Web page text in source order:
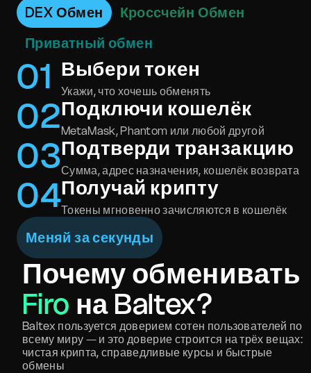
DEX Обмен
Кроссчейн Обмен
Приватный обмен
01 Выбери токен
Укажи, что хочешь обменять
02Подключи кошелёк
MetaMask, Phantom или любой другой
03Подтверди транзакцию
Сумма, адрес назначения, кошелёк возврата
04Получай крипту
Токены мгновенно зачисляются в кошелёк
Меняй за секунды
Почему обменивать
Firo на Baltex?
Baltex пользуется доверием сотен пользователей по
всему миру — и это доверие строится на трёх вещах:
чистая крипта, справедливые курсы и быстрые
обмены